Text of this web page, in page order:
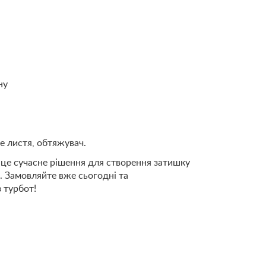
листя, обтяжувач.
сучасне рішення для створення затишку
вже сьогодні та